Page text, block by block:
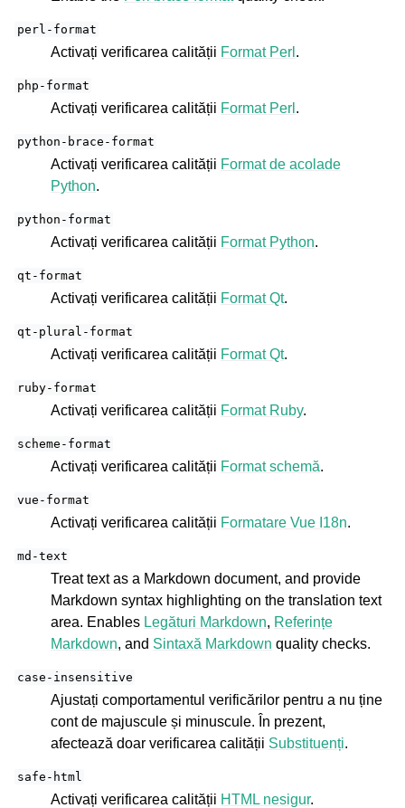
perl-format
Activați verificarea calității Format Perl .
php-format
Activați verificarea calității Format Perl .
python-brace-format
Activați verificarea calității Format de acolade
Python.
python-format
Activați verificarea calității Format Python.
qt-format
Activați verificarea calității Format Qt.
qt-plural-format
Activați verificarea calității Format Qt.
ruby-format
Activați verificarea calității Format Ruby.
scheme-format
Activați verificarea calității Format schemă.
vue-format
Activați verificarea calității Formatare Vue I18n.
md-text
Treat text as a Markdown document, and provide
Markdown syntax highlighting on the translation text
area. Enables Legături Markdown, Referințe
Markdown, and Sintaxă Markdown quality checks.
case-insensitive
Ajustați comportamentul verificărilor pentru a nu ține
cont de majuscule și minuscule. În prezent,
afectează doar verificarea calității Substituenți.
safe-html
Activați verificarea calității HTML nesigur.